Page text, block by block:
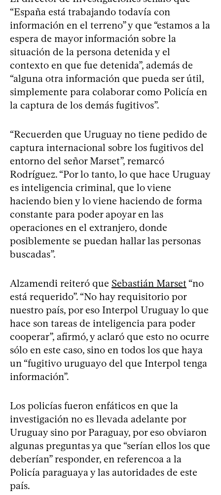
“España está trabajando todavía con
información en el terreno” y que “estamos a la
espera de mayor información sobre la
situación de la persona detenida y el
contexto en que fue detenida”, además de
“alguna otra información que pueda ser útil,
simplemente para colaborar como Policía en
la captura de los demás fugitivos”.
“Recuerden que Uruguay no tiene pedido de
captura internacional sobre los fugitivos del
entorno del señor Marset”, remarcó
Rodríguez. “Por lo tanto, lo que hace Uruguay
es inteligencia criminal, que lo viene
haciendo bien y lo viene haciendo de forma
constante para poder apoyar en las
operaciones en el extranjero, donde
posiblemente se puedan hallar las personas
buscadas”.
Alzamendi reiteró que Sebastián Marset “no
está requerido”. “No hay requisitorio por
nuestro país, por eso Interpol Uruguay lo que
hace son tareas de inteligencia para poder
cooperar”, afirmó, y aclaró que esto no ocurre
sólo en este caso, sino en todos los que haya
un “fugitivo uruguayo del que Interpol tenga
información”.
Los policías fueron enfáticos en que la
investigación no es llevada adelante por
Uruguay sino por Paraguay, por eso obviaron
algunas preguntas ya que “serían ellos los que
deberían” responder, en referencoa a la
Policía paraguaya y las autoridades de este
país.